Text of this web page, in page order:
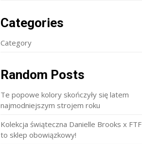
Categories
Category
Random Posts
Te popowe kolory skończyły się latem
najmodniejszym strojem roku
Kolekcja świąteczna Danielle Brooks x FTF
to sklep obowiązkowy!